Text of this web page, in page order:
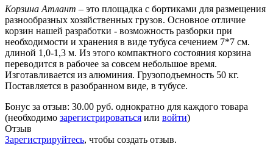
Корзина Атлант – это площадка с бортиками для размещения
разнообразных хозяйственных грузов. Основное отличие
корзин нашей разработки - возможность разборки при
необходимости и хранения в виде тубуса сечением 7*7 см.
длиной 1,0-1,3 м. Из этого компактного состояния корзина
переводится в рабочее за совсем небольшое время.
Изготавливается из алюминия. Грузоподъемность 50 кг.
Поставляется в разобранном виде, в тубусе.
Бонус за отзыв: 30.00 руб. однократно для каждого товара
(необходимо зарегистрироваться или войти)
Отзыв
Зарегистрируйтесь, чтобы создать отзыв.